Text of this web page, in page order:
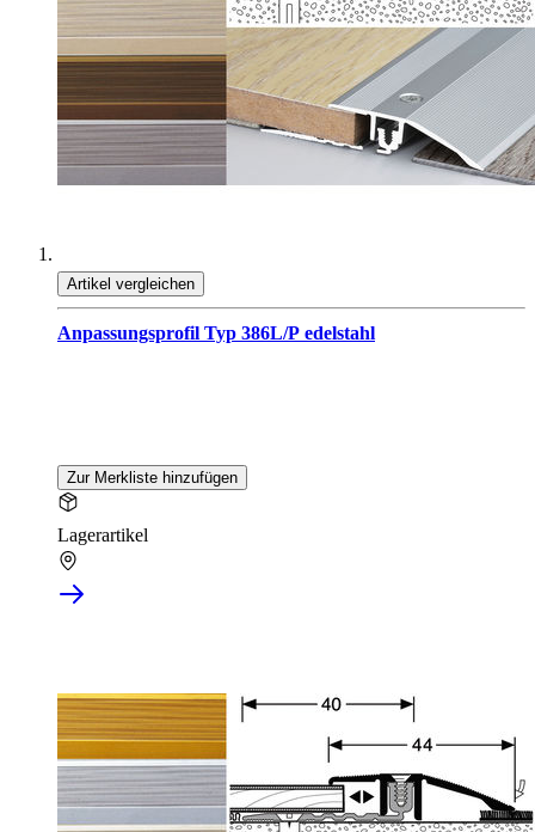
Artikel vergleichen
Anpassungsprofil Typ 386L/P edelstahl
Zur Merkliste hinzufügen
Lagerartikel